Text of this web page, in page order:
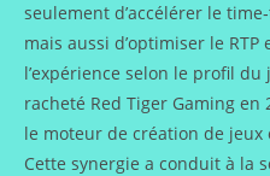
seulement d’accélérer le
mais aussi d’optimiser le
l’expérience selon le profil
racheté Red Tiger Gaming
le moteur de création de jeux
Cette synergie a conduit à la